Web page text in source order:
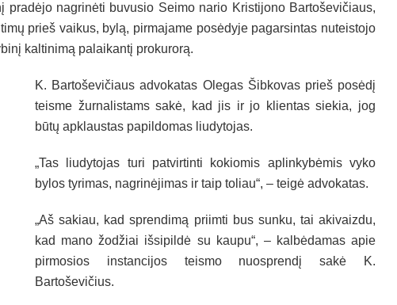
pradėjo nagrinėti buvusio Seimo nario Kristijono Bartoševičiaus,
prieš vaikus, bylą, pirmajame posėdyje pagarsintas nuteistojo
kaltinimą palaikantį prokurorą.
K. Bartoševičiaus advokatas Olegas Šibkovas prieš posėdį
teisme žurnalistams sakė, kad jis ir jo klientas siekia, jog
būtų apklaustas papildomas liudytojas.
„Tas liudytojas turi patvirtinti kokiomis aplinkybėmis vyko
bylos tyrimas, nagrinėjimas ir taip toliau“, – teigė advokatas.
„Aš sakiau, kad sprendimą priimti bus sunku, tai akivaizdu,
kad mano žodžiai išsipildė su kaupu“, – kalbėdamas apie
pirmosios instancijos teismo nuosprendį sakė K.
Bartoševičius.